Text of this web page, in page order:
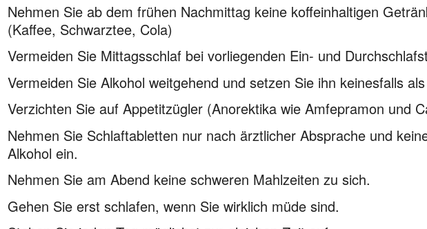
Nehmen Sie ab dem frühen Nachmittag keine koffeinhaltigen
(Kaffee, Schwarztee, Cola)
Vermeiden Sie Mittagsschlaf bei vorliegenden Ein- und
Vermeiden Sie Alkohol weitgehend und setzen Sie ihn keinesfalls
Verzichten Sie auf Appetitzügler (Anorektika wie Amfepramon und
Nehmen Sie Schlaftabletten nur nach ärztlicher Absprache und
Alkohol ein.
Nehmen Sie am Abend keine schweren Mahlzeiten zu sich.
Gehen Sie erst schlafen, wenn Sie wirklich müde sind.